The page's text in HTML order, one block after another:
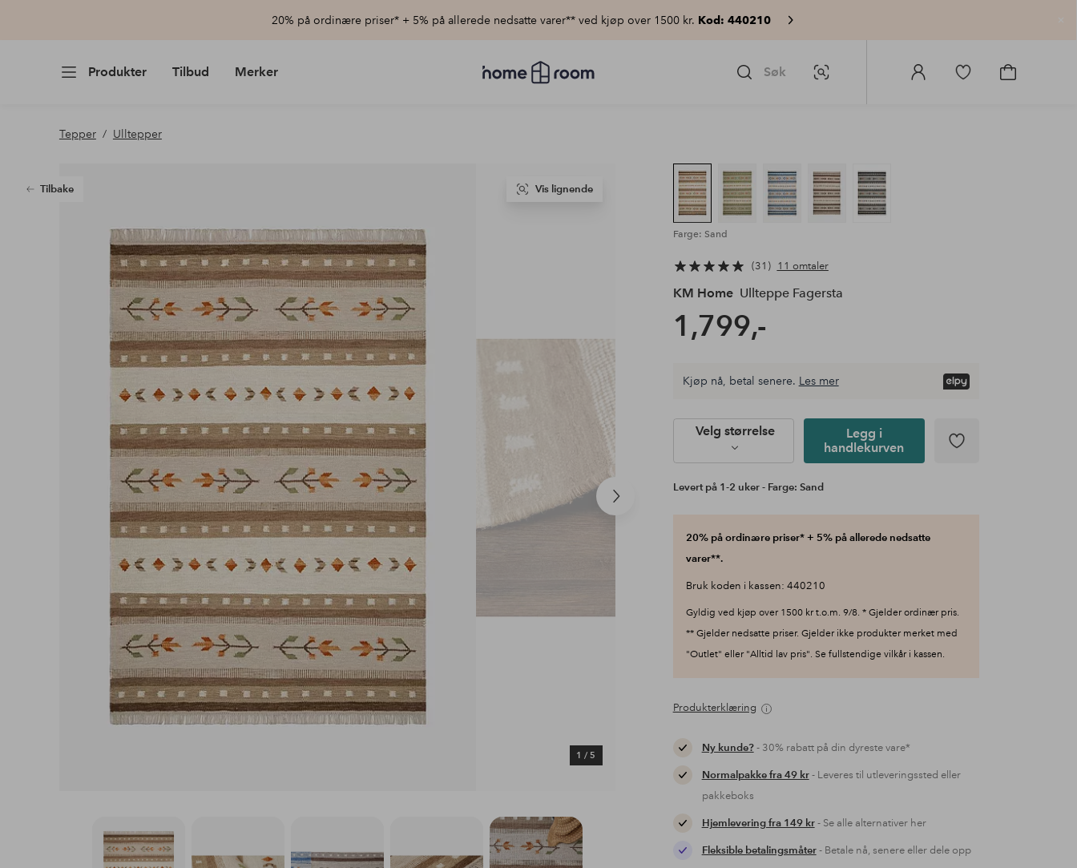
20% på ordinære priser* + 5% på allerede nedsatte varer** ved kjøp over 1500 kr. Kod: 440210
Produkter Tilbud Merker
Homeroom
–
Søk Bildesøk
Logg
Gå
Gå
Tepper Ulltepper
Tilbake
Neste
produkt
1 / 5
Vis lignende
Farge: Sand
31 11 omtaler
KM Home Ullteppe Fagersta
1,799,-
Kjøp nå, betal senere. Les mer
Velg størrelse
Legg i
handlekurven
Levert på 1-2 uker - Farge: Sand
20% på ordinære priser* + 5% på allerede nedsatte
varer**.
Bruk koden i kassen: 440210
Gyldig ved kjøp over 1500 kr t.o.m. 9/8. * Gjelder ordinær pris.
** Gjelder nedsatte priser. Gjelder ikke produkter merket med
"Outlet" eller "Alltid lav pris". Se fullstendige vilkår i kassen.
Produkterklæring
Ny kunde?- 30% rabatt på din dyreste vare*
Normalpakke fra 49 kr- Leveres til utleveringssted eller
pakkeboks
Hjemlevering fra 149 kr- Se alle alternativer her
Fleksible betalingsmåter- Betale nå, senere eller dele opp